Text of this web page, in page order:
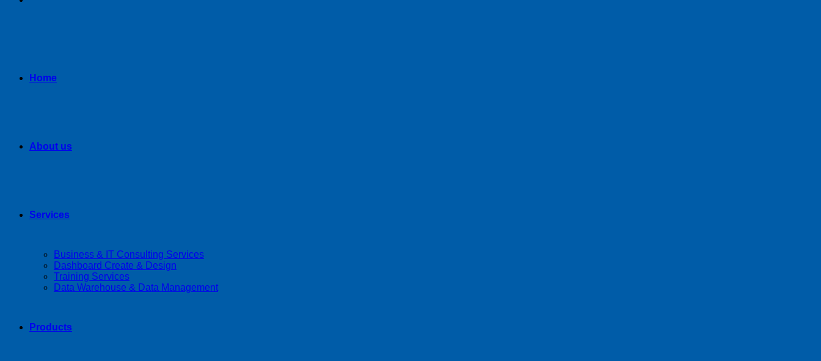
Home
About us
Services
Business & IT Consulting Services
Dashboard Create & Design
Training Services
Data Warehouse & Data Management
Products